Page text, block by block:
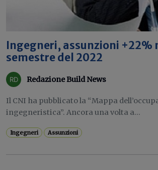
Ingegneri, assunzioni +22%
semestre del 2022
Redazione Build News
Il CNI ha pubblicato la “Mappa
ingegneristica”. Ancora una volta a...
Ingegneri Assunzioni